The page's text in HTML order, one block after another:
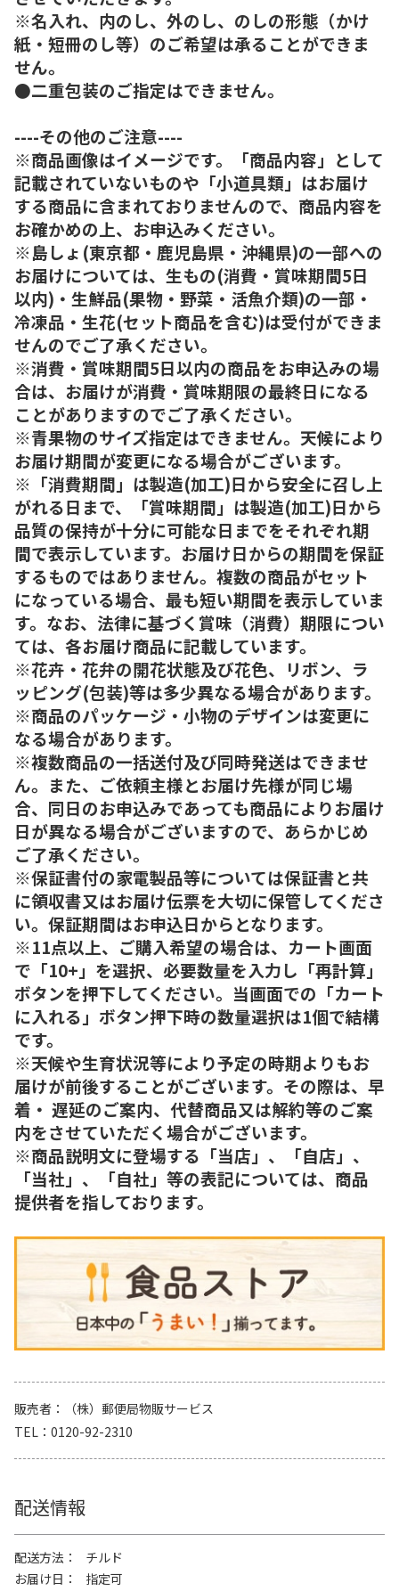
※名入れ、内のし、外のし、のしの形態（かけ
紙・短冊のし等）のご希望は承ることができま
せん。
●二重包装のご指定はできません。
----その他のご注意----
※商品画像はイメージです。「商品内容」として
記載されていないものや「小道具類」はお届け
する商品に含まれておりませんので、商品内容を
お確かめの上、お申込みください。
※島しょ(東京都・鹿児島県・沖縄県)の一部への
お届けについては、生もの(消費・賞味期間5日
以内)・生鮮品(果物・野菜・活魚介類)の一部・
冷凍品・生花(セット商品を含む)は受付ができま
せんのでご了承ください。
※消費・賞味期間5日以内の商品をお申込みの場
合は、お届けが消費・賞味期限の最終日になる
ことがありますのでご了承ください。
※青果物のサイズ指定はできません。天候により
お届け期間が変更になる場合がございます。
※「消費期間」は製造(加工)日から安全に召し上
がれる日まで、「賞味期間」は製造(加工)日から
品質の保持が十分に可能な日までをそれぞれ期
間で表示しています。お届け日からの期間を保証
するものではありません。複数の商品がセット
になっている場合、最も短い期間を表示していま
す。なお、法律に基づく賞味（消費）期限につい
ては、各お届け商品に記載しています。
※花卉・花弁の開花状態及び花色、リボン、ラ
ッピング(包装)等は多少異なる場合があります。
※商品のパッケージ・小物のデザインは変更に
なる場合があります。
※複数商品の一括送付及び同時発送はできませ
ん。また、ご依頼主様とお届け先様が同じ場
合、同日のお申込みであっても商品によりお届け
日が異なる場合がございますので、あらかじめ
ご了承ください。
※保証書付の家電製品等については保証書と共
に領収書又はお届け伝票を大切に保管してくださ
い。保証期間はお申込日からとなります。
※11点以上、ご購入希望の場合は、カート画面
で「10+」を選択、必要数量を入力し「再計算」
ボタンを押下してください。当画面での「カート
に入れる」ボタン押下時の数量選択は1個で結構
です。
※天候や生育状況等により予定の時期よりもお
届けが前後することがございます。その際は、早
着・ 遅延のご案内、代替商品又は解約等のご案
内をさせていただく場合がございます。
※商品説明文に登場する「当店」、「自店」、
「当社」、「自社」等の表記については、商品
提供者を指しております。
販売者
（株）郵便局物販サービス
TEL
0120-92-2310
配送情報
配送方法
チルド
お届け日
指定可